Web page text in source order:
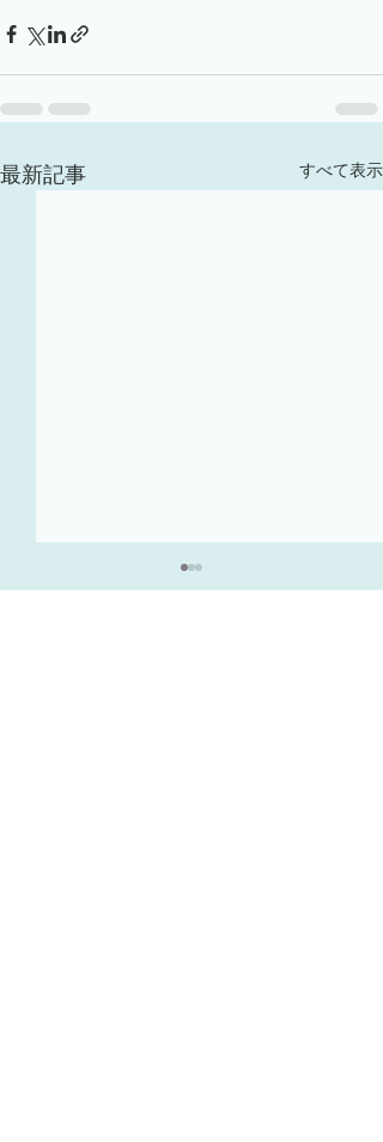
最新記事 すべて表示